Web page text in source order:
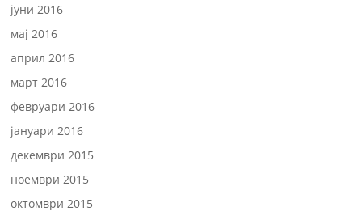
јуни 2016
мај 2016
април 2016
март 2016
февруари 2016
јануари 2016
декември 2015
ноември 2015
октомври 2015